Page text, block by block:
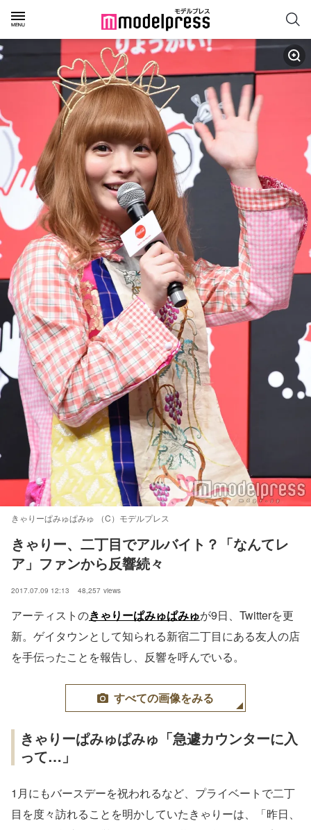
きゃりーぱみゅぱみゅ （C）モデルプレス
きゃりー、二丁目でアルバイト？「なんてレ
ア」ファンから反響続々
2017.07.09 12:13 48,257 views
アーティストのきゃりーぱみゅぱみゅが9日、Twitterを更
新。ゲイタウンとして知られる新宿二丁目にある友人の店
を手伝ったことを報告し、反響を呼んでいる。
すべての画像をみる
きゃりーぱみゅぱみゅ「急遽カウンターに入
って…」
1月にもバースデーを祝われるなど、プライベートで二丁
目を度々訪れることを明かしていたきゃりーは、「昨日、